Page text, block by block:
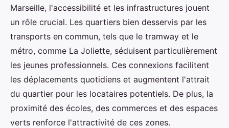
Marseille, l'accessibilité et les infrastructures jouent
un rôle crucial. Les quartiers bien desservis par les
transports en commun, tels que le tramway et le
métro, comme La Joliette, séduisent particulièrement
les jeunes professionnels. Ces connexions facilitent
les déplacements quotidiens et augmentent l'attrait
du quartier pour les locataires potentiels. De plus, la
proximité des écoles, des commerces et des espaces
verts renforce l'attractivité de ces zones.